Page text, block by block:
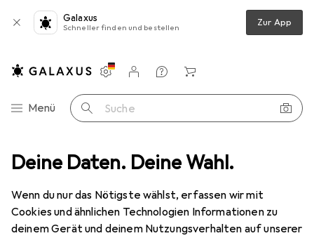
Deine Daten. Deine Wahl.
Wenn du nur das Nötigste wählst, erfassen wir mit
Cookies und ähnlichen Technologien Informationen zu
deinem Gerät und deinem Nutzungsverhalten auf unserer
Galaxus
Schneller finden und bestellen Zur App
Navigation nach Kategorien
Menü Suche
Einstellungen
Kundenkonto
Vergleichslisten
Merklisten
Warenkorb
Make-up Schminkpinsel Real Techniques Blush Brush
10 Bilder